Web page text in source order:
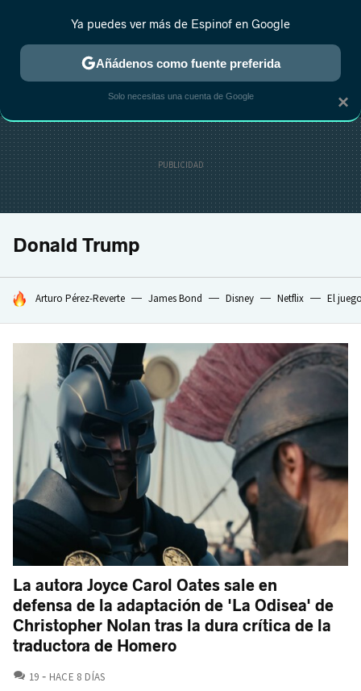
MENÚ NUEVO
ESTRENOS REALITY ANIME RANKINGS CINE
Donald Trump
HOY SE HABLA DE
Arturo Pérez-Reverte James Bond Disney Netflix El
La autora Joyce Carol Oates sale en
defensa de la adaptación de 'La Odisea' de
Christopher Nolan tras la dura crítica de la
traductora de Homero
19 COMENTARIOS
HACE 8 DÍAS
×
Ya puedes ver más de Espinof en Google
Añádenos como fuente preferida
Solo necesitas una cuenta de Google